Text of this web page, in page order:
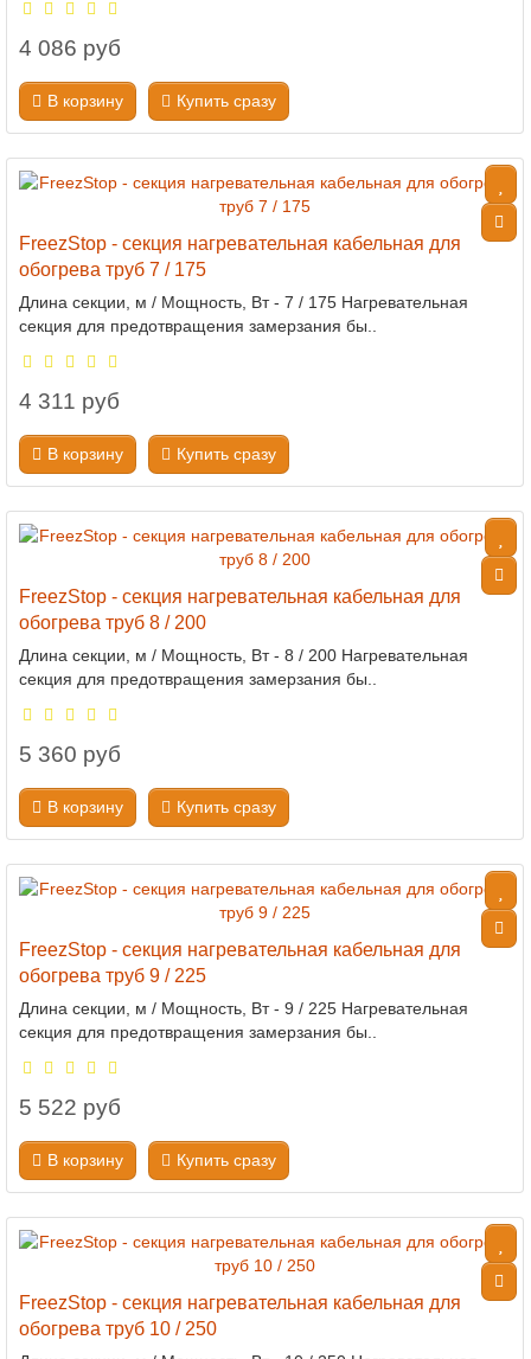
4 086 руб
В корзину Купить сразу
FreezStop - секция нагревательная кабельная для
обогрева труб 7 / 175
Длина секции, м / Мощность, Вт - 7 / 175 Нагревательная
секция для предотвращения замерзания бы..
4 311 руб
В корзину Купить сразу
FreezStop - секция нагревательная кабельная для
обогрева труб 8 / 200
Длина секции, м / Мощность, Вт - 8 / 200 Нагревательная
секция для предотвращения замерзания бы..
5 360 руб
В корзину Купить сразу
FreezStop - секция нагревательная кабельная для
обогрева труб 9 / 225
Длина секции, м / Мощность, Вт - 9 / 225 Нагревательная
секция для предотвращения замерзания бы..
5 522 руб
В корзину Купить сразу
FreezStop - секция нагревательная кабельная для
обогрева труб 10 / 250